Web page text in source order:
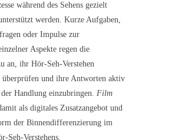
während des Sehens gezielt
werden. Kurze Aufgaben,
oder Impulse zur
Aspekte regen die
an, ihr Hör-Seh-Verstehen
und ihre Antworten aktiv
Handlung einzubringen. Film
als digitales Zusatzangebot und
der Binnendifferenzierung im
Seh-Verstehens.